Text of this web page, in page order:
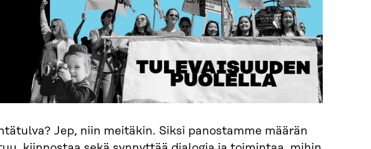
Jep, niin meitäkin. Siksi panostamme määrän